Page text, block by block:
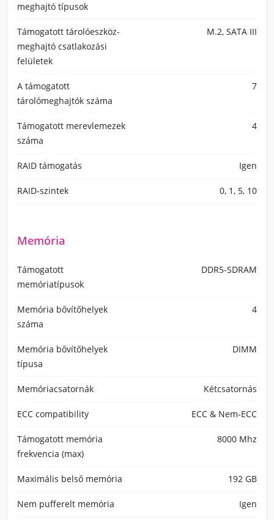
meghajtó típusok
Támogatott tárolóeszköz-
meghajtó csatlakozási
felületek
M.2, SATA III
A támogatott
tárolómeghajtók száma
7
Támogatott merevlemezek
száma
4
RAID támogatás Igen
RAID-szintek 0, 1, 5, 10
Memória
Támogatott
memóriatípusok
DDR5-SDRAM
Memória bővítőhelyek
száma
4
Memória bővítőhelyek
típusa
DIMM
Memóriacsatornák Kétcsatornás
ECC сompatibility ECC & Nem-ECC
Támogatott memória
frekvencia (max)
8000 Mhz
Maximális belső memória 192 GB
Nem pufferelt memória Igen